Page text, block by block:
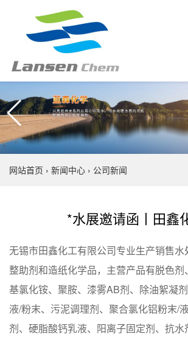
网站首页 › 新闻中心 › 公司新闻
*水展邀请函丨田鑫
无锡市田鑫化工有限公司专业生产销售
整助剂和造纸化学品，主营产品有脱色
基氯化铵、聚胺、漆雾AB剂、除油絮凝
液/粉末、污泥调理剂、聚合氯化铝粉末/
剂、硬脂酸钙乳液、阳离子固定剂、抗